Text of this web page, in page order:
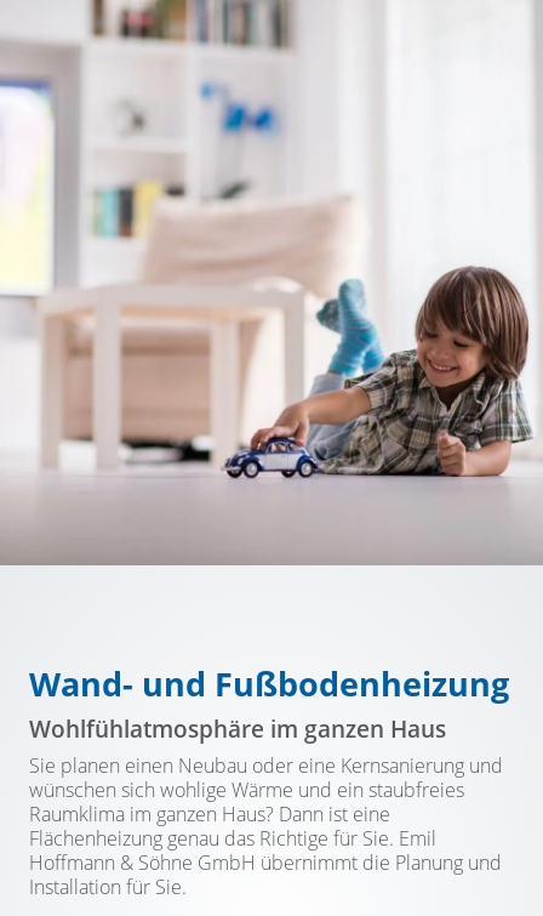
Wand- und Fußbodenheizung
Wohlfühlatmosphäre im ganzen Haus
Sie planen einen Neubau oder eine Kernsanierung und
wünschen sich wohlige Wärme und ein staubfreies
Raumklima im ganzen Haus? Dann ist eine
Flächenheizung genau das Richtige für Sie. Emil
Hoffmann & Söhne GmbH übernimmt die Planung und
Installation für Sie.